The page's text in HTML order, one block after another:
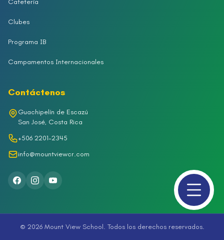
Cafetería
Clubes
Programa IB
Campamentos Internacionales
Contáctenos
Guachipelín de Escazú
San José, Costa Rica
+506 2201-2345
info@mountviewcr.com
© 2026 Mount View School. Todos los derechos reservados.